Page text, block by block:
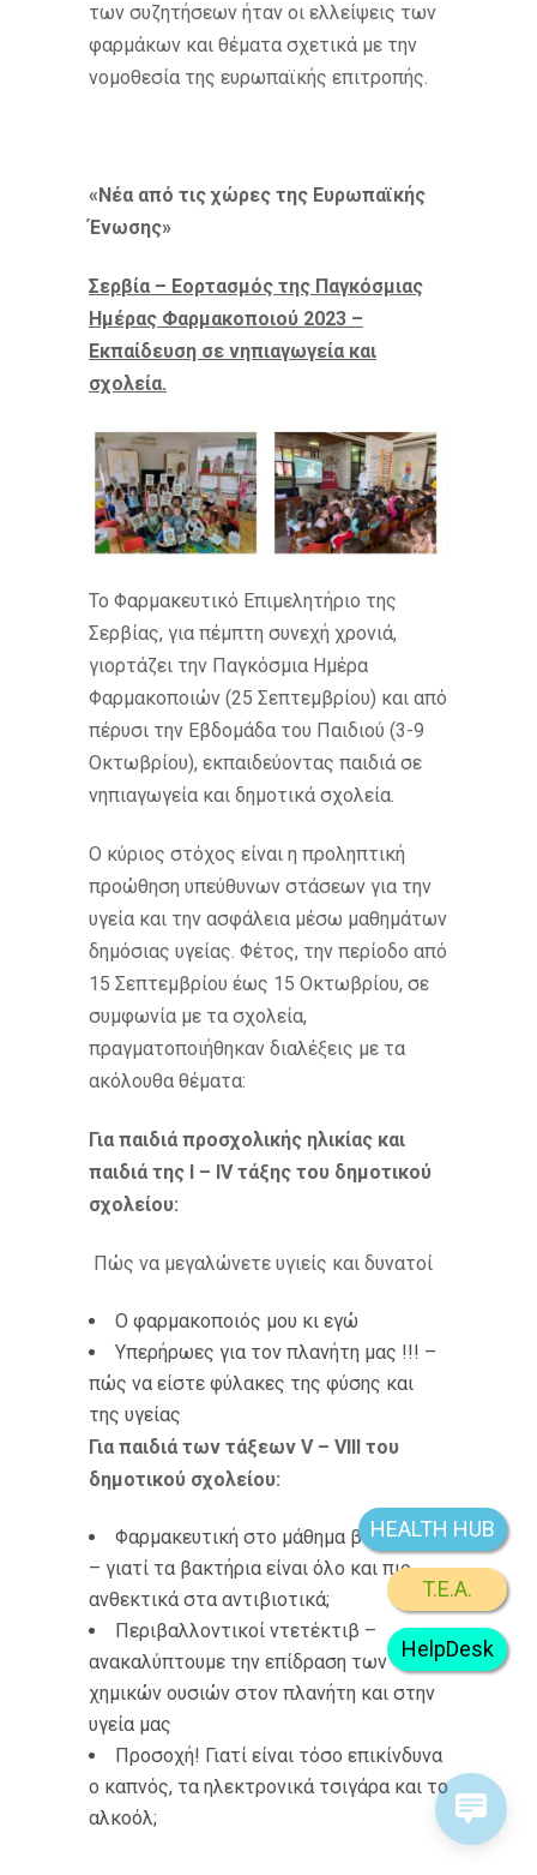
των συζητήσεων ήταν οι ελλείψεις των
φαρμάκων και θέματα σχετικά με την
νομοθεσία της ευρωπαϊκής επιτροπής.
«Νέα από τις χώρες της Ευρωπαϊκής
Ένωσης»
Σερβία – Εορτασμός της Παγκόσμιας
Ημέρας Φαρμακοποιού 2023 –
Εκπαίδευση σε νηπιαγωγεία και
σχολεία.
Το Φαρμακευτικό Επιμελητήριο της
Σερβίας, για πέμπτη συνεχή χρονιά,
γιορτάζει την Παγκόσμια Ημέρα
Φαρμακοποιών (25 Σεπτεμβρίου) και από
πέρυσι την Εβδομάδα του Παιδιού (3-9
Οκτωβρίου), εκπαιδεύοντας παιδιά σε
νηπιαγωγεία και δημοτικά σχολεία.
Ο κύριος στόχος είναι η προληπτική
προώθηση υπεύθυνων στάσεων για την
υγεία και την ασφάλεια μέσω μαθημάτων
δημόσιας υγείας. Φέτος, την περίοδο από
15 Σεπτεμβρίου έως 15 Οκτωβρίου, σε
συμφωνία με τα σχολεία,
πραγματοποιήθηκαν διαλέξεις με τα
ακόλουθα θέματα:
Για παιδιά προσχολικής ηλικίας και
παιδιά της I – IV τάξης του δημοτικού
σχολείου:
Πώς να μεγαλώνετε υγιείς και δυνατοί
Ο φαρμακοποιός μου κι εγώ
Υπερήρωες για τον πλανήτη μας !!! –
πώς να είστε φύλακες της φύσης και
της υγείας
Για παιδιά των τάξεων V – VIII του
δημοτικού σχολείου:
Φαρμακευτική στο μάθημα βιολογίας
– γιατί τα βακτήρια είναι όλο και πιο
ανθεκτικά στα αντιβιοτικά;
Περιβαλλοντικοί ντετέκτιβ –
ανακαλύπτουμε την επίδραση των
χημικών ουσιών στον πλανήτη και στην
υγεία μας
Προσοχή! Γιατί είναι τόσο επικίνδυνα
ο καπνός, τα ηλεκτρονικά τσιγάρα και το
αλκοόλ;
HelpDesk
T.E.A.
HEALTH HUB